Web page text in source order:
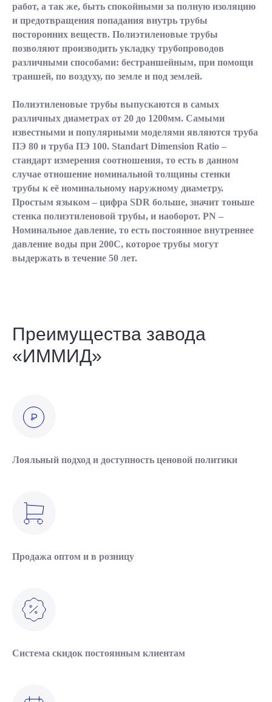
работ, а так же, быть спокойными за полную изоляцию
и предотвращения попадания внутрь трубы
посторонних веществ. Полиэтиленовые трубы
позволяют производить укладку трубопроводов
различными способами: бестраншейным, при помощи
траншей, по воздуху, по земле и под землей.
Полиэтиленовые трубы выпускаются в самых
различных диаметрах от 20 до 1200мм. Самыми
известными и популярными моделями являются труба
ПЭ 80 и труба ПЭ 100. Standart Dimension Ratio –
стандарт измерения соотношения, то есть в данном
случае отношение номинальной толщины стенки
трубы к её номинальному наружному диаметру.
Простым языком – цифра SDR больше, значит тоньше
стенка полиэтиленовой трубы, и наоборот. PN –
Номинальное давление, то есть постоянное внутреннее
давление воды при 200С, которое трубы могут
выдержать в течение 50 лет.
Преимущества завода
«ИММИД»
Лояльный подход и доступность ценовой политики
Продажа оптом и в розницу
Система скидок постоянным клиентам